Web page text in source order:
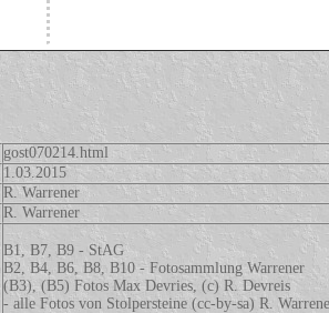
gost070214.html
1.03.2015
R. Warrener
R. Warrener
B1, B7, B9 - StAG
B2, B4, B6, B8, B10 - Fotosammlung Warrener
(B3), (B5) Fotos Max Devries, (c) R. Devreis
- alle Fotos von Stolpersteine (cc-by-sa) R.